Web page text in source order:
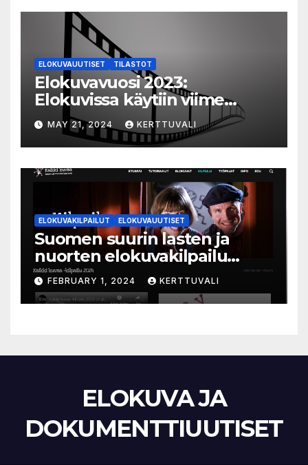
ELOKUVAUUTISET TILASTOT
Elokuvavuosi 2023:
Elokuvissa käytiin viime
vuonna 7,2 miljoonaa kertaa
ympäri Suomen
MAY 21, 2024 KERTTUVALI
ELOKUVAKILPAILUT ELOKUVAUUTISET
Suomen suurin lasten ja
nuorten elokuvakilpailu
alkaa – suojelijana Aki
Kaurismäki
FEBRUARY 1, 2024 KERTTUVALI
ELOKUVA JA
DOKUMENTTIUUTISET